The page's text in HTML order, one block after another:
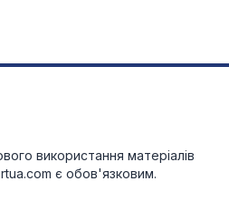
використання матеріалів
є обов'язковим.